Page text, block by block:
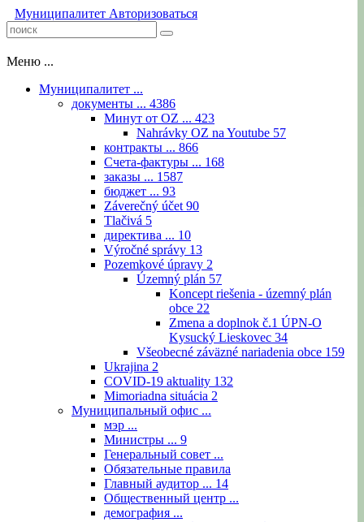
Муниципалитет Авторизоваться
Меню ...
Муниципалитет ...
документы ... 4386
Минут от OZ ... 423
Nahrávky OZ na Youtube 57
контракты ... 866
Счета-фактуры ... 168
заказы ... 1587
бюджет ... 93
Záverečný účet 90
Tlačivá 5
директива ... 10
Výročné správy 13
Pozemkové úpravy 2
Územný plán 57
Koncept riešenia - územný plán
obce 22
Zmena a doplnok č.1 ÚPN-O
Kysucký Lieskovec 34
Všeobecné záväzné nariadenia obce 159
Ukrajina 2
COVID-19 aktuality 132
Mimoriadna situácia 2
Муниципальный офис ...
мэр ...
Министры ... 9
Генеральный совет ...
Обязательные правила
Главный аудитор ... 14
Общественный центр ...
демография ...